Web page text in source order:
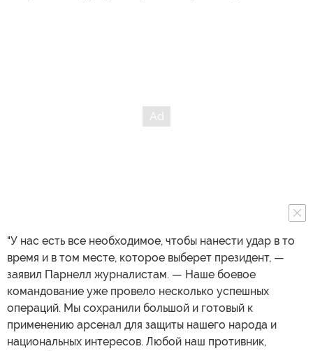
"У нас есть все необходимое, чтобы нанести удар в то
время и в том месте, которое выберет президент, —
заявил Парнелл журналистам. — Наше боевое
командование уже провело несколько успешных
операций. Мы сохранили большой и готовый к
применению арсенал для защиты нашего народа и
национальных интересов. Любой наш противник,